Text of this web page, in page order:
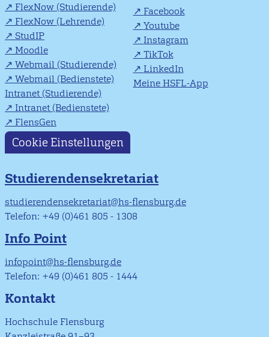
FlexNow (Studierende)
FlexNow (Lehrende)
StudIP
Moodle
Webmail (Studierende)
Webmail (Bedienstete)
Intranet (Studierende)
Intranet (Bedienstete)
FlensGen
Facebook
Youtube
Instagram
TikTok
LinkedIn
Meine HSFL-App
Cookie Einstellungen
Studierendensekretariat
studierendensekretariat@hs-flensburg.de
Telefon: +49 (0)461 805 - 1308
Info Point
infopoint@hs-flensburg.de
Telefon: +49 (0)461 805 - 1444
Kontakt
Hochschule Flensburg